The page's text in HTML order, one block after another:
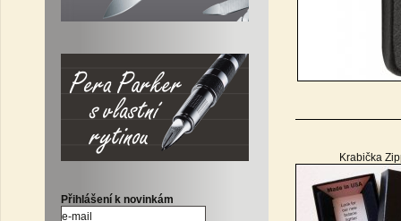
Přihlášení k novinkám
Krabička